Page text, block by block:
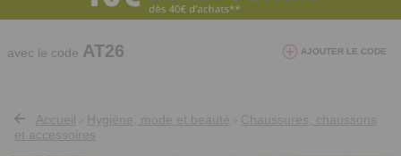
et accessoires